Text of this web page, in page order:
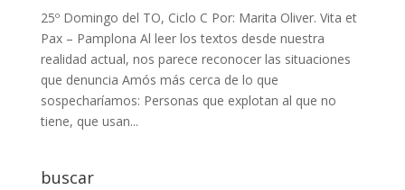
25º Domingo del TO, Ciclo C Por: Marita Oliver. Vita et
Pax – Pamplona Al leer los textos desde nuestra
realidad actual, nos parece reconocer las situaciones
que denuncia Amós más cerca de lo que
sospecharíamos: Personas que explotan al que no
tiene, que usan...
buscar